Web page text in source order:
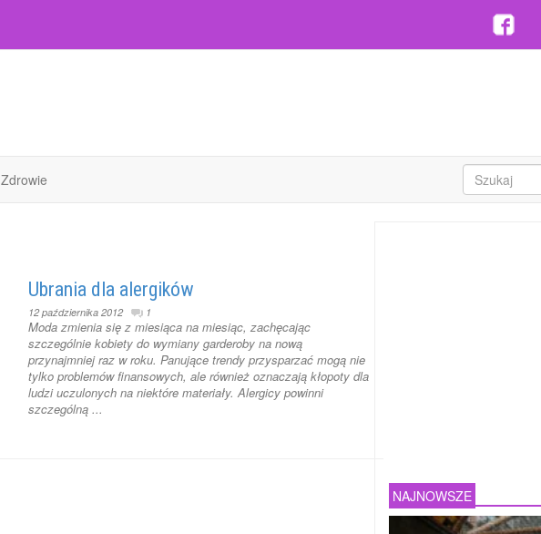
Zdrowie
Ubrania dla alergików
12 października 2012 1
Moda zmienia się z miesiąca na miesiąc, zachęcając
szczególnie kobiety do wymiany garderoby na nową
przynajmniej raz w roku. Panujące trendy przysparzać mogą nie
tylko problemów finansowych, ale również oznaczają kłopoty dla
ludzi uczulonych na niektóre materiały. Alergicy powinni
szczególną ...
NAJNOWSZE